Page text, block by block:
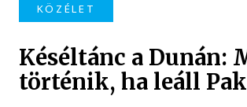
KÖZÉLET
Késéltánc a Dunán:
történik, ha leáll